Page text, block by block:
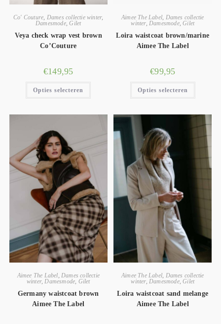
Co' Couture Dames collectie winter,
Damesmode,Gilet
Veya check wrap vest brown
Co’Couture
€149,95
Opties selecteren
Aimee The Label Dames collectie
winter, Damesmode,Gilet
Loira waistcoat brown/marine
Aimee The Label
€99,95
Opties selecteren
Aimee The Label, Dames collectie
winter,Damesmode, Gilet
Germany waistcoat brown
Aimee The Label
Aimee The Label, Dames collectie
winter, Damesmode,Gilet
Loira waistcoat sand melange
Aimee The Label